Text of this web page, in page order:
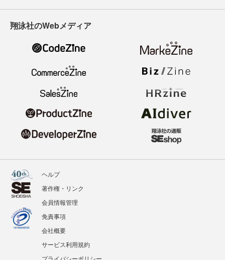
翔泳社のWebメディア
ヘルプ
著作権・リンク
会員情報管理
免責事項
会社概要
サービス利用規約
プライバシーポリシー